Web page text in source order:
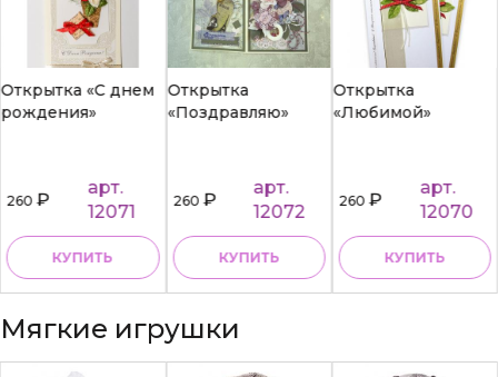
Открытка «С днем
рождения»
260₽
арт.
12071
КУПИТЬ
Открытка
«Поздравляю»
260₽
арт.
12072
КУПИТЬ
Открытка
«Любимой»
260₽
арт.
12070
КУПИТЬ
Мягкие игрушки